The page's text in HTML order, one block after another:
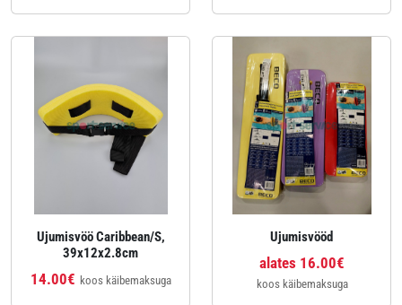
Ujumisvöö Caribbean/S,
39x12x2.8cm
14.00€ koos käibemaksuga
Ujumisvööd
alates 16.00€
koos käibemaksuga